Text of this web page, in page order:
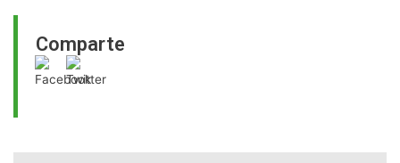
Comparte